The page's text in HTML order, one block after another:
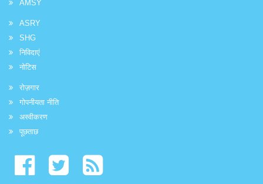
AMSY
ASRY
SHG
निविदाएं
नोटिस
रोज़गार
गोपनीयता नीति
अस्वीकरण
पूछताछ